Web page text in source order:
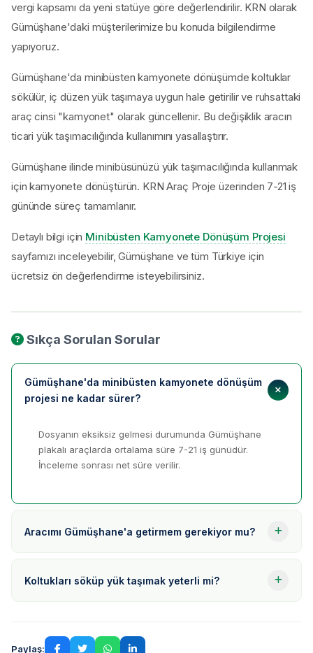
vergi kapsamı da yeni statüye göre değerlendirilir. KRN olarak
Gümüşhane'daki müşterilerimize bu konuda bilgilendirme
yapıyoruz.
Gümüşhane'da minibüsten kamyonete dönüşümde koltuklar
sökülür, iç düzen yük taşımaya uygun hale getirilir ve ruhsattaki
araç cinsi "kamyonet" olarak güncellenir. Bu değişiklik aracın
ticari yük taşımacılığında kullanımını yasallaştırır.
Gümüşhane ilinde minibüsünüzü yük taşımacılığında kullanmak
için kamyonete dönüştürün. KRN Araç Proje üzerinden 7-21 iş
gününde süreç tamamlanır.
Detaylı bilgi için Minibüsten Kamyonete Dönüşüm Projesi
sayfamızı inceleyebilir, Gümüşhane ve tüm Türkiye için
ücretsiz ön değerlendirme isteyebilirsiniz.
Sıkça Sorulan Sorular
Gümüşhane'da minibüsten kamyonete dönüşüm
projesi ne kadar sürer?
Dosyanın eksiksiz gelmesi durumunda Gümüşhane
plakalı araçlarda ortalama süre 7-21 iş günüdür.
İnceleme sonrası net süre verilir.
Aracımı Gümüşhane'a getirmem gerekiyor mu?
Koltukları söküp yük taşımak yeterli mi?
Paylaş: